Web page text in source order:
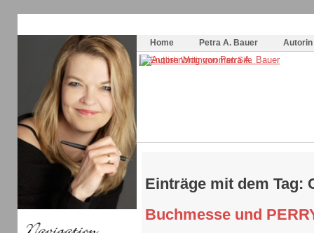
Home
Petra A. Bauer Autorin
Einträge mit dem Tag:
Buchmesse und